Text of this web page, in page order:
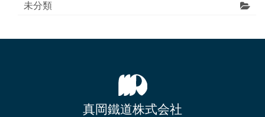
未分類
真岡鐵道株式会社